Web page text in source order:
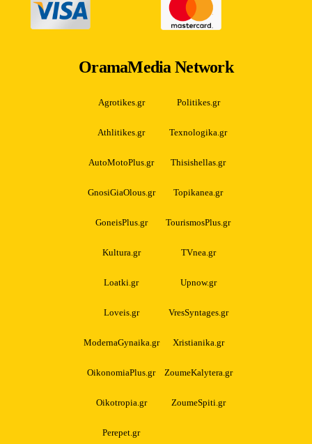
OramaMedia Network
Agrotikes.gr Politikes.gr
Athlitikes.gr Texnologika.gr
AutoMotoPlus.gr Thisishellas.gr
GnosiGiaOlous.gr Topikanea.gr
GoneisPlus.gr TourismosPlus.gr
Kultura.gr TVnea.gr
Loatki.gr Upnow.gr
Loveis.gr VresSyntages.gr
ModernaGynaika.gr Xristianika.gr
OikonomiaPlus.gr ZoumeKalytera.gr
Oikotropia.gr ZoumeSpiti.gr
Perepet.gr